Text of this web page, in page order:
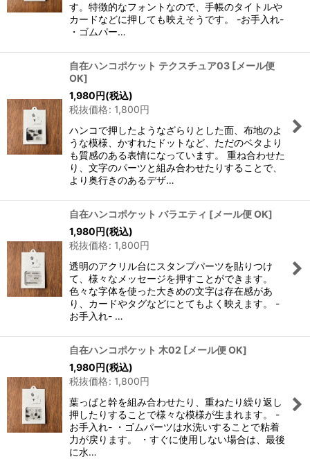
す。特徴的なフォントなので、手帳のタイトルや
カードなどに押しても映えそうです。 -お手入れ-
・ゴムパー…
自在ハンコポケット テクスチュア03 [メール便
OK]
1,980円(税込)
税抜価格: 1,800円
ハンコで押したようなざらりとした面、布地のよ
うな模様、かすれたドットなど、ただのベタより
も質感のある表情になっています。 重ね合わせた
り、文字のパーツと組み合わせたりすることで、
より奥行きのあるデザ…
自在ハンコポケット バラエティ [メール便 OK]
1,980円(税込)
税抜価格: 1,800円
透明のアクリル台にスタンプパーツを貼りつけ
て、様々なメッセージを押すことができます。
色々な字体を使った大きめの文字は存在感があ
り、カードやタグなどにとてもよく映えます。 -
お手入れ- …
自在ハンコポケット 木02 [メール便 OK]
1,980円(税込)
税抜価格: 1,800円
葉っぱと幹を組み合わせたり、重ねたり繰り返し
押したりすることで様々な模様が生まれます。 -
お手入れ- ・ゴムパーツは水洗いすることで粘着
力が戻ります。 ・すぐに使用しない場合は、最後
に水…